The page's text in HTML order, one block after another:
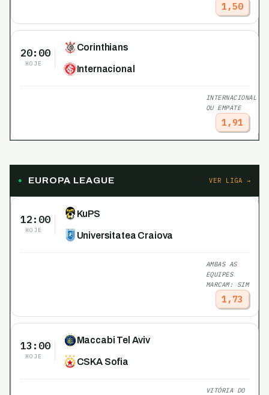
1,50
20:00
HOJE
Corinthians
Internacional
INTERNACIONAL
OU EMPATE
1,91
EUROPA LEAGUE VER LIGA →
12:00
HOJE
KuPS
Universitatea Craiova
AMBAS AS
EQUIPES
MARCAM: SIM
1,73
13:00
HOJE
Maccabi Tel Aviv
CSKA Sofia
VITÓRIA DO